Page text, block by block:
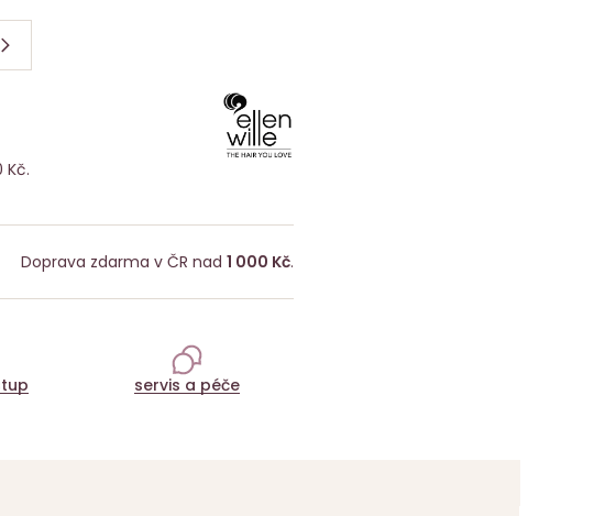
Kč.
Doprava zdarma v ČR nad 1 000 Kč.
servis a péče